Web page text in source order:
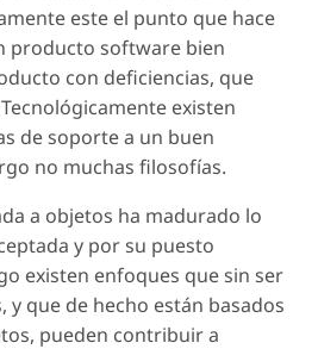
este el punto que hace
producto software bien
con deficiencias, que
existen
de soporte a un buen
no muchas filosofías.
a objetos ha madurado lo
y por su puesto
existen enfoques que sin ser
y que de hecho están basados
pueden contribuir a